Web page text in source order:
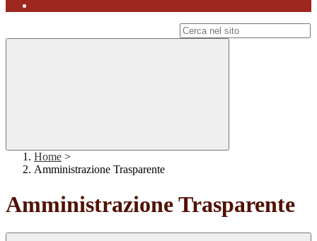
Home >
Amministrazione Trasparente
Amministrazione Trasparente